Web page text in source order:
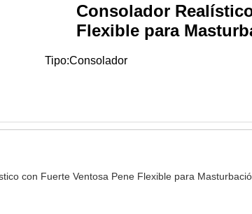
Consolador
Flexible para
Tipo:Consolador
con Fuerte Ventosa Pene Flexible para